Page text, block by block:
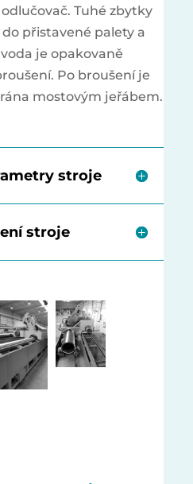
Tuhé zbytky
přistavené palety a
je opakovaně
Po broušení je
mostovým jeřábem.
stroje
stroje